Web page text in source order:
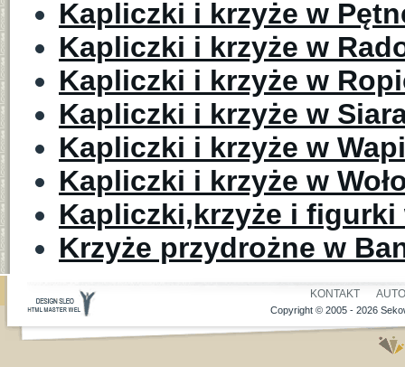
Kapliczki i krzyże w
Kapliczki i krzyże w
Kapliczki i krzyże w
Kapliczki i krzyże w
Kapliczki i krzyże w
Kapliczki i krzyże w
Kapliczki,krzyże i figurki
Krzyże przydrożne w
KONTAKT
Copyright © 2005 - 2026